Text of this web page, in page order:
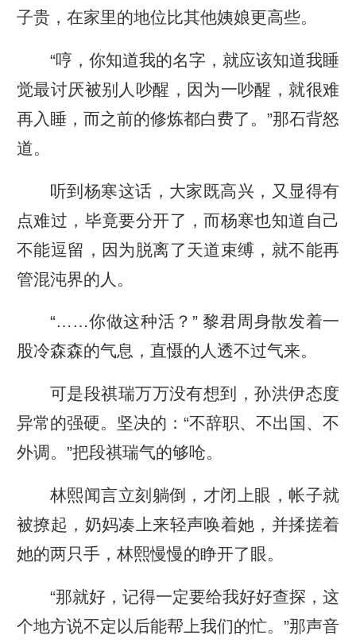
子贵，在家里的地位比其他姨娘更高些。
“哼，你知道我的名字，就应该知道我睡
觉最讨厌被别人吵醒，因为一吵醒，就很难
再入睡，而之前的修炼都白费了。”那石背怒
道。
听到杨寒这话，大家既高兴，又显得有
点难过，毕竟要分开了，而杨寒也知道自己
不能逗留，因为脱离了天道束缚，就不能再
管混沌界的人。
“……你做这种活？” 黎君周身散发着一
股冷森森的气息，直慑的人透不过气来。
可是段祺瑞万万没有想到，孙洪伊态度
异常的强硬。坚决的：“不辞职、不出国、不
外调。”把段祺瑞气的够呛。
林熙闻言立刻躺倒，才闭上眼，帐子就
被撩起，奶妈凑上来轻声唤着她，并揉搓着
她的两只手，林熙慢慢的睁开了眼。
“那就好，记得一定要给我好好查探，这
个地方说不定以后能帮上我们的忙。”那声音